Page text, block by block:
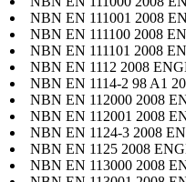
NBN EN 111001 2008
NBN EN 111100 2008
NBN EN 111101 2008
NBN EN 1112 2008
NBN EN 1114-2 98 A1
NBN EN 112000 2008
NBN EN 112001 2008
NBN EN 1124-3 2008
NBN EN 1125 2008
NBN EN 113000 2008